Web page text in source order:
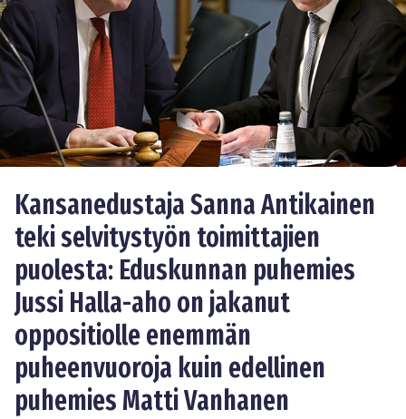
Kansanedustaja Sanna Antikainen
teki selvitystyön toimittajien
puolesta: Eduskunnan puhemies
Jussi Halla-aho on jakanut
oppositiolle enemmän
puheenvuoroja kuin edellinen
puhemies Matti Vanhanen